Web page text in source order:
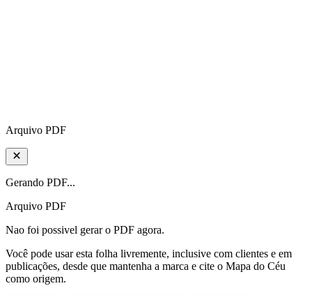
Arquivo PDF
Gerando PDF...
Arquivo PDF
Nao foi possivel gerar o PDF agora.
Você pode usar esta folha livremente, inclusive com clientes e em
publicações, desde que mantenha a marca e cite o Mapa do Céu
como origem.